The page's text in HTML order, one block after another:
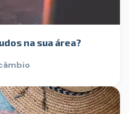
na sua área?